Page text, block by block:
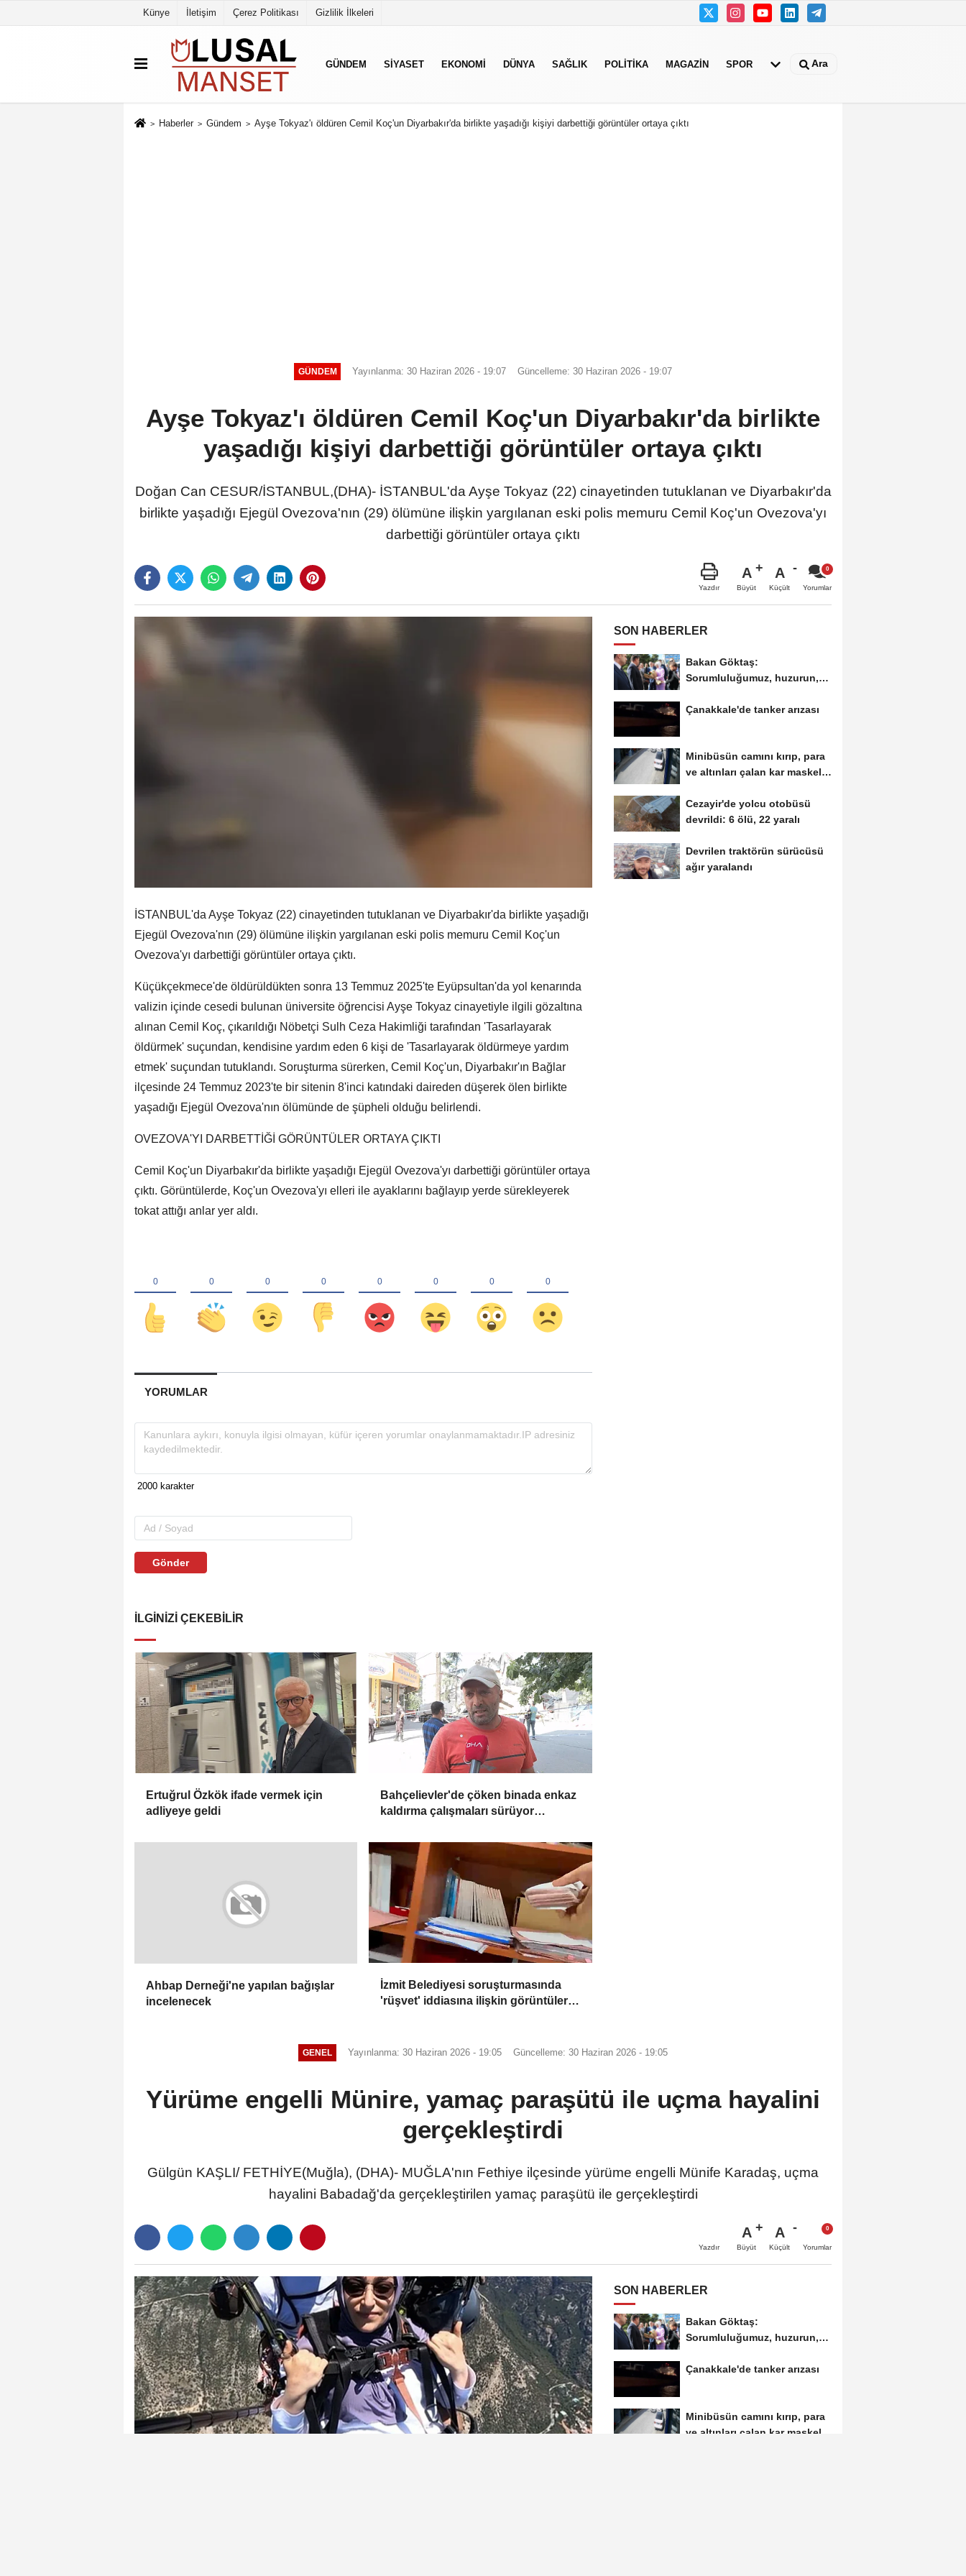
Künye İletişim Çerez Politikası Gizlilik İlkeleri
GÜNDEM SIYASET EKONOMI DÜNYA SAĞLIK POLITIKA MAGAZIN SPOR Ara
Haberler Gündem Ayşe Tokyaz'ı öldüren Cemil Koç'un Diyarbakır'da birlikte yaşadığı kişiyi darbettiği görüntüler ortaya çıktı
GÜNDEM Yayınlanma: 30 Haziran 2026 - 19:07 Güncelleme: 30 Haziran 2026 - 19:07
Ayşe Tokyaz'ı öldüren Cemil Koç'un Diyarbakır'da birlikte
yaşadığı kişiyi darbettiği görüntüler ortaya çıktı
Doğan Can CESUR/İSTANBUL,(DHA)- İSTANBUL'da Ayşe Tokyaz (22) cinayetinden tutuklanan ve Diyarbakır'da
birlikte yaşadığı Ejegül Ovezova'nın (29) ölümüne ilişkin yargılanan eski polis memuru Cemil Koç'un Ovezova'yı
darbettiği görüntüler ortaya çıktı
Yazdır
A
Büyüt
A
Küçült Yorumlar
İSTANBUL'da Ayşe Tokyaz (22) cinayetinden tutuklanan ve Diyarbakır'da birlikte yaşadığı
Ejegül Ovezova'nın (29) ölümüne ilişkin yargılanan eski polis memuru Cemil Koç'un
Ovezova'yı darbettiği görüntüler ortaya çıktı.
Küçükçekmece'de öldürüldükten sonra 13 Temmuz 2025'te Eyüpsultan'da yol kenarında
valizin içinde cesedi bulunan üniversite öğrencisi Ayşe Tokyaz cinayetiyle ilgili gözaltına
alınan Cemil Koç, çıkarıldığı Nöbetçi Sulh Ceza Hakimliği tarafından 'Tasarlayarak
öldürmek' suçundan, kendisine yardım eden 6 kişi de 'Tasarlayarak öldürmeye yardım
etmek' suçundan tutuklandı. Soruşturma sürerken, Cemil Koç'un, Diyarbakır'ın Bağlar
ilçesinde 24 Temmuz 2023'te bir sitenin 8'inci katındaki daireden düşerek ölen birlikte
yaşadığı Ejegül Ovezova'nın ölümünde de şüpheli olduğu belirlendi.
OVEZOVA'YI DARBETTİĞİ GÖRÜNTÜLER ORTAYA ÇIKTI
Cemil Koç'un Diyarbakır'da birlikte yaşadığı Ejegül Ovezova'yı darbettiği görüntüler ortaya
çıktı. Görüntülerde, Koç'un Ovezova'yı elleri ile ayaklarını bağlayıp yerde sürekleyerek
tokat attığı anlar yer aldı.
YORUMLAR
Gönder
İLGINIZI ÇEKEBILIR
Ertuğrul Özkök ifade vermek için
adliyeye geldi
Bahçelievler'de çöken binada enkaz
kaldırma çalışmaları sürüyor
Ahbap Derneği'ne yapılan bağışlar
incelenecek
İzmit Belediyesi soruşturmasında
'rüşvet' iddiasına ilişkin görüntüler
SON HABERLER
Bakan Göktaş:
Sorumluluğumuz, huzurun,
da...
Çanakkale'de tanker arızası
Minibüsün camını kırıp, para
ve altınları çalan kar maskeli
Cezayir'de yolcu otobüsü
devrildi: 6 ölü, 22 yaralı
Devrilen traktörün sürücüsü
ağır yaralandı
GENEL Yayınlanma: 30 Haziran 2026 - 19:05 Güncelleme: 30 Haziran 2026 - 19:05
Yürüme engelli Münire, yamaç paraşütü ile uçma hayalini
gerçekleştirdi
Gülgün KAŞLI/ FETHİYE(Muğla), (DHA)- MUĞLA'nın Fethiye ilçesinde yürüme engelli Münife Karadaş, uçma
hayalini Babadağ'da gerçekleştirilen yamaç paraşütü ile gerçekleştirdi
Yazdır
A
Büyüt
A
Küçült Yorumlar
SON HABERLER
Bakan Göktaş:
Sorumluluğumuz, huzurun,
da...
Çanakkale'de tanker arızası
Minibüsün camını kırıp, para
ve altınları çalan kar maskeli